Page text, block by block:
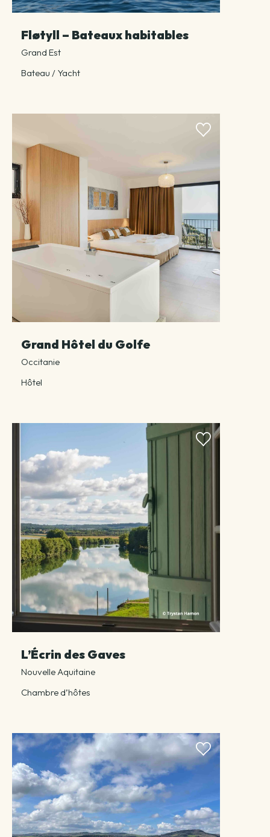
Fløtyll – Bateaux habitables
Grand Est
Bateau / Yacht
Grand Hôtel du Golfe
Occitanie
Hôtel
L’Écrin des Gaves
Nouvelle Aquitaine
Chambre d’hôtes